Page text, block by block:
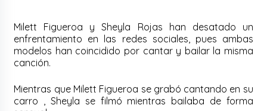
Milett Figueroa y Sheyla Rojas han desatado un
enfrentamiento en las redes sociales, pues ambas
modelos han coincidido por cantar y bailar la misma
canción.
Mientras que Milett Figueroa se grabó cantando en su
carro , Sheyla se filmó mientras bailaba de forma